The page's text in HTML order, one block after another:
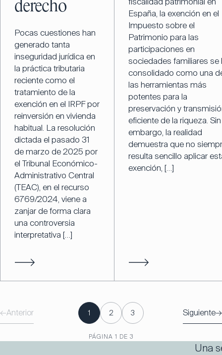
derecho
Pocas cuestiones han
generado tanta
inseguridad jurídica en
la práctica tributaria
reciente como el
tratamiento de la
exención en el IRPF por
reinversión en vivienda
habitual. La resolución
dictada el pasado 31
de marzo de 2025 por
el Tribunal Económico-
Administrativo Central
(TEAC), en el recurso
6769/2024, viene a
zanjar de forma clara
una controversia
interpretativa […]
España, la exención en el
Impuesto sobre el
Patrimonio para las
participaciones en
sociedades familiares se
consolidado como una
las herramientas más
potentes para la
preservación y
eficiente de la riqueza. Sin
embargo, la realidad
demuestra que no
resulta sencillo aplicar
exención, […]
←Anterior 1 2 3 Siguiente→
PÁGINA 1 DE 3
Una